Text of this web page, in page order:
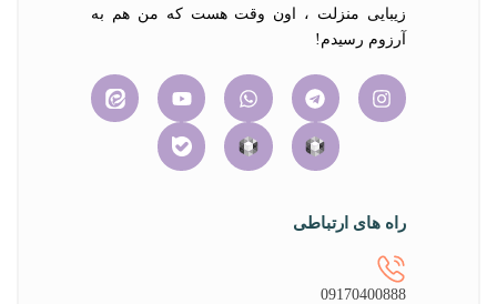
زیبایی منزلت ، اون وقت هست که من هم به
آرزوم رسیدم!
راه های ارتباطی
09170400888